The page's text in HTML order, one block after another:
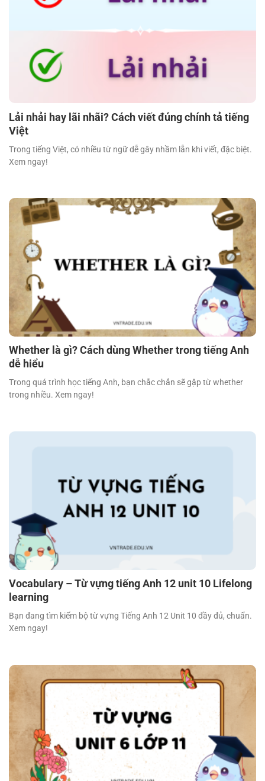
Lải nhải hay lãi nhãi? Cách viết đúng chính tả tiếng
Việt
Trong tiếng Việt, có nhiều từ ngữ dễ gây nhầm lẫn khi viết, đặc biệt.
Xem ngay!
Whether là gì? Cách dùng Whether trong tiếng Anh
dễ hiểu
Trong quá trình học tiếng Anh, bạn chắc chắn sẽ gặp từ whether
trong nhiều. Xem ngay!
Vocabulary – Từ vựng tiếng Anh 12 unit 10 Lifelong
learning
Bạn đang tìm kiếm bộ từ vựng Tiếng Anh 12 Unit 10 đầy đủ, chuẩn.
Xem ngay!